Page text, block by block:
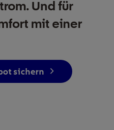
Und für
mit einer
sichern